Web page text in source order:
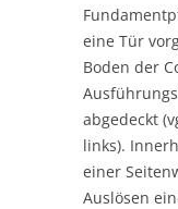
eine Tür
Boden der
abgedeckt
links).
einer
Auslösen